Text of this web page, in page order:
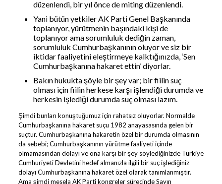
düzenlendi, bir yıl önce de miting düzenlendi.
Yani bütün yetkiler AK Parti Genel Başkanında
toplanıyor, yürütmenin başındaki kişi de
toplanıyor ama sorumluluk dediğin zaman,
sorumluluk Cumhurbaşkanının oluyor ve siz bir
iktidar faaliyetini eleştirmeye kalktığınızda, ‘Sen
Cumhurbaşkanına hakaret ettin’ diyorlar.
Bakın hukukta şöyle bir şey var; bir fiilin suç
olması için fiilin herkese karşı işlendiği durumda ve
herkesin işlediği durumda suç olması lazım.
Şimdi bunları konuştuğumuz için rahatsız oluyorlar. Normalde
Cumhurbaşkanına hakaret suçu 1982 anayasasında gelen bir
suçtur. Cumhurbaşkanına hakaretin özel bir durumda olmasının
da sebebi; Cumhurbaşkanının yürütme faaliyeti içinde
olmamasından dolayı ve ona karşı bir şey söylediğinizde Türkiye
Cumhuriyeti Devletini hedef almanızla ilgili bir suç işlediğiniz
dolayı Cumhurbaşkanına hakaret özel olarak tanımlanmıştır.
Ama şimdi mesela AK Parti kongreler sürecinde Sayın